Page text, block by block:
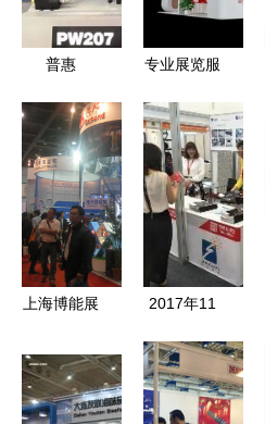
普惠
动机亮相第
五届天津直
博会，引领
航空动力创
新展示
专业展览服
展板制作与
标摊搭建
上海博能展
专业展台设
计与搭建解
2017年11
建材五大行
业展览会